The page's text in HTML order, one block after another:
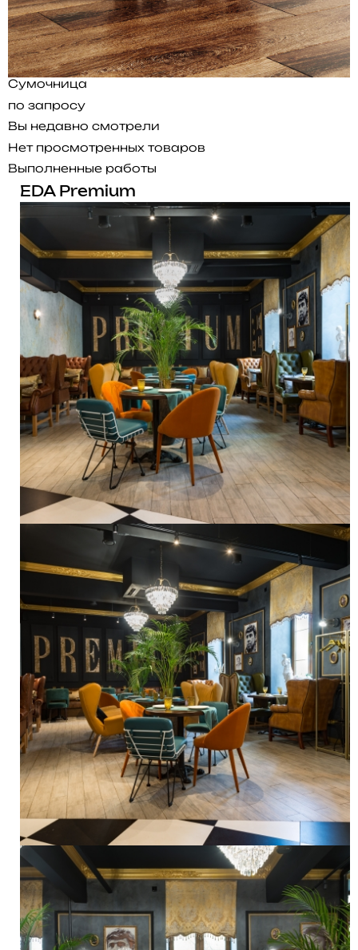
Сумочница
по запросу
Вы недавно смотрели
Нет просмотренных товаров
Выполненные работы
EDA Premium